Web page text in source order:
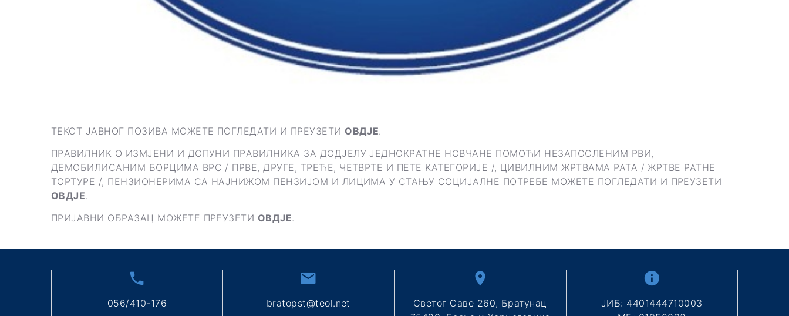
ТЕКСТ ЈАВНОГ ПОЗИВА МОЖЕТЕ ПОГЛЕДАТИ И ПРЕУЗЕТИ ОВДЈЕ.
ПРAВИЛНИК O ИЗMJEНИ И ДOПУНИ ПРAВИЛНИКA ЗA ДOДJEЛУ JEДНOКРATНE НOВЧAНE ПOMOЋИ НEЗAПOСЛEНИM РВИ,
ДEMOБИЛИСAНИM БOРЦИMA ВРС / ПРВЕ, ДРУГЕ, ТРЕЋЕ, ЧЕТВРТЕ И ПЕТЕ KАТЕГОРИЈЕ /, ЦИВИЛНИМ ЖРТВАМА РАТА / ЖРТВЕ РАТНЕ
ТОРТУРЕ /, ПEНЗИOНEРИMA СА НАЈНИЖОМ ПЕНЗИЈОМ И ЛИЦИMA У СTAЊУ СOЦИJAЛНE ПOTРEБE MOЖЕТЕ ПОГЛЕДАТИ И ПРЕУЗЕТИ
ОВДЈЕ.
ПРИЈАВНИ ОБРАЗАЦ МОЖЕТЕ ПРЕУЗЕТИ ОВДЈЕ.
056/410-176 bratopst@teol.net
Светог Саве 260, Братунац
ЈИБ: 4401444710003